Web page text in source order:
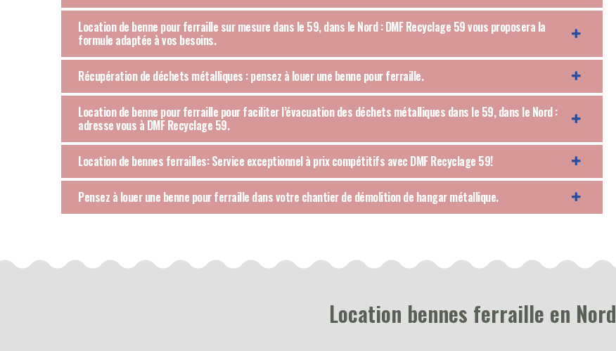
Location de benne pour ferraille sur mesure dans le 59, dans le Nord : DMF Recyclage 59 vous proposera la
formule adaptée à vos besoins.
Récupération de déchets métalliques : pensez à louer une benne pour ferraille.
Location de benne pour ferraille pour faciliter l’évacuation des déchets métalliques dans le 59, dans le Nord :
adresse vous à DMF Recyclage 59.
Location de bennes ferrailles: Service exceptionnel à prix compétitifs avec DMF Recyclage 59!
Pensez à louer une benne pour ferraille dans votre chantier de démolition de hangar métallique.
Location bennes ferraille en Nord